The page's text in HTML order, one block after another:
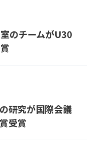
のチームがU30
研究が国際会議
受賞